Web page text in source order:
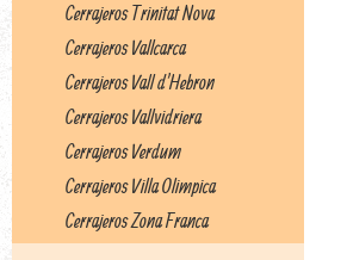
Cerrajeros Trinitat Nova
Cerrajeros Vallcarca
Cerrajeros Vall d'Hebron
Cerrajeros Vallvidriera
Cerrajeros Verdum
Cerrajeros Villa Olimpica
Cerrajeros Zona Franca